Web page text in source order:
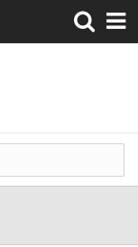
Toggle
navigation